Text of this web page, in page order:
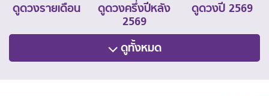
ดูดวงรายเดือน
ดูดวงครึ่งปีหลัง
2569
ดูดวงปี 2569
ดูทั้งหมด